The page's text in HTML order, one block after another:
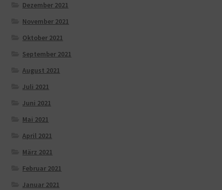
Dezember 2021
November 2021
Oktober 2021
September 2021
August 2021
Juli 2021
Juni 2021
Mai 2021
April 2021
März 2021
Februar 2021
Januar 2021